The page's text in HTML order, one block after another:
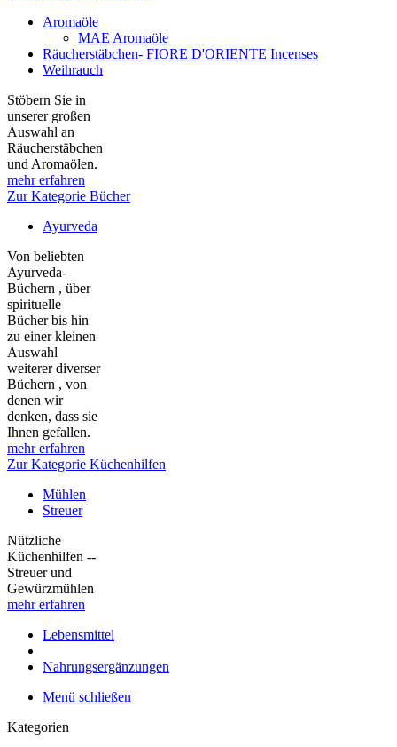
Aromaöle
MAE Aromaöle
Räucherstäbchen- FIORE D'ORIENTE Incenses
Weihrauch
Stöbern Sie in
unserer großen
Auswahl an
Räucherstäbchen
und Aromaölen.
mehr erfahren
Zur Kategorie Bücher
Ayurveda
Von beliebten
Ayurveda-
Büchern , über
spirituelle
Bücher bis hin
zu einer kleinen
Auswahl
weiterer diverser
Büchern , von
denen wir
denken, dass sie
Ihnen gefallen.
mehr erfahren
Zur Kategorie Küchenhilfen
Mühlen
Streuer
Nützliche
Küchenhilfen --
Streuer und
Gewürzmühlen
mehr erfahren
Lebensmittel
Nahrungsergänzungen
Menü schließen
Kategorien